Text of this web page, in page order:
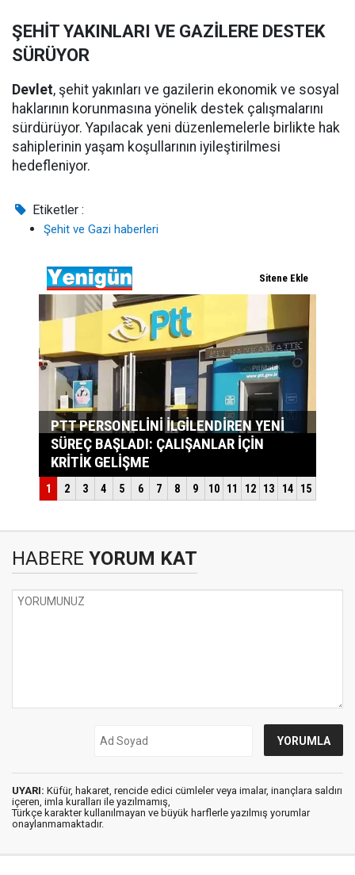
ŞEHİT YAKINLARI VE GAZİLERE DESTEK
SÜRÜYOR
Devlet, şehit yakınları ve gazilerin ekonomik ve sosyal
haklarının korunmasına yönelik destek çalışmalarını
sürdürüyor. Yapılacak yeni düzenlemelerle birlikte hak
sahiplerinin yaşam koşullarının iyileştirilmesi
hedefleniyor.
Etiketler :
Şehit ve Gazi haberleri
HABERE YORUM KAT
UYARI: Küfür, hakaret, rencide edici cümleler veya imalar, inançlara saldırı
içeren, imla kuralları ile yazılmamış,
Türkçe karakter kullanılmayan ve büyük harflerle yazılmış yorumlar
onaylanmamaktadır.